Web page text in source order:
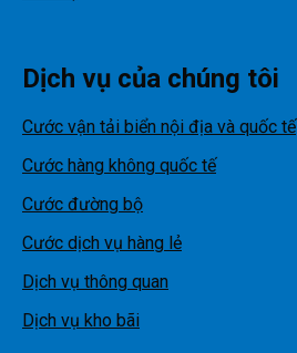
Dịch vụ của chúng tôi
Cước vận tải biển nội địa và quốc tế
Cước hàng không quốc tế
Cước đường bộ
Cước dịch vụ hàng lẻ
Dịch vụ thông quan
Dịch vụ kho bãi